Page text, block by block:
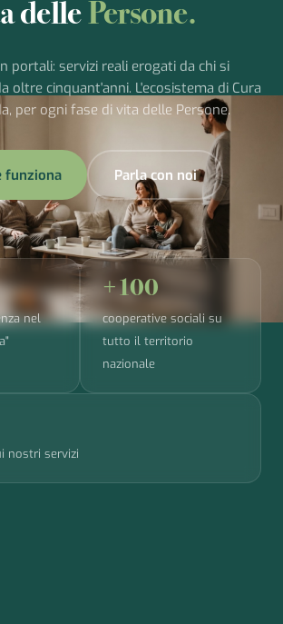
delle Persone.
portali: servizi reali erogati da chi si
oltre cinquant'anni. L'ecosistema di Cura
per ogni fase di vita delle Persone.
funziona Parla con noi
nel
+100
cooperative sociali su
tutto il territorio
nazionale
nostri servizi